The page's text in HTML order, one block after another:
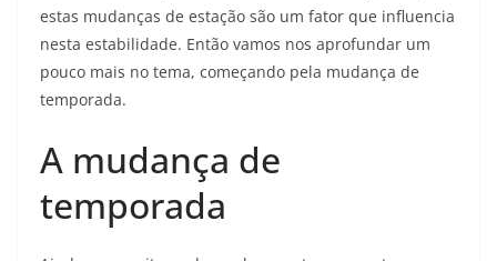
estas mudanças de estação são um fator que influencia
nesta estabilidade. Então vamos nos aprofundar um
pouco mais no tema, começando pela mudança de
temporada.
A mudança de
temporada